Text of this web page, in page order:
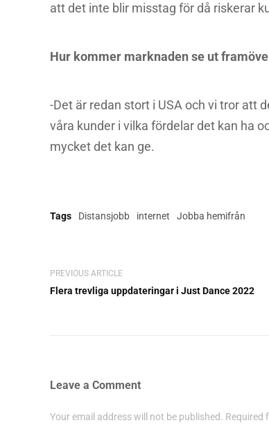
att det inte blir misstag för då riskerar
Hur kommer marknaden se ut
-Det är redan stort i USA och vi tror att
våra kunder i vilka fördelar det kan ha
mycket det kan ge.
Tags Distansjobb internet Jobba hemifrån
PREVIOUS ARTICLE
Flera trevliga uppdateringar i Just Dance 2022
Leave a Comment
Your email address will not be published. Required